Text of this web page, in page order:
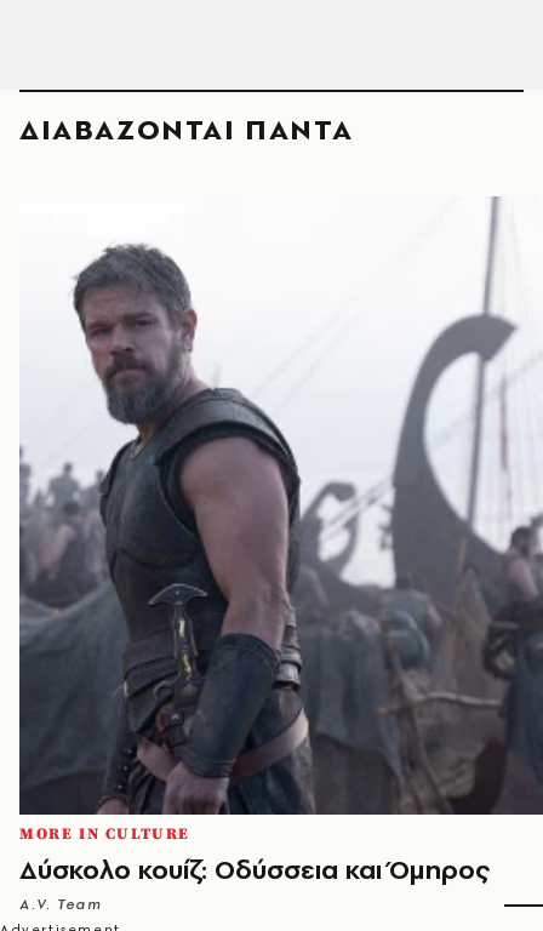
ΔΙΑΒΑΖΟΝΤΑΙ ΠΑΝΤΑ
MORE IN CULTURE
Δύσκολο κουίζ: Οδύσσεια και Όμηρος
A.V. Team